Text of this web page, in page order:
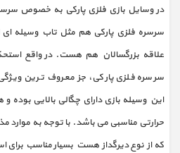
در وسایل بازی فلزی پارکی به خصوص
سرسره فلزی پارکی هم مثل تاب وسیله ای
علاقه بزرگسالان هم هست. در واقع
سرسره فلزی پارکی، جز معروف ترین
این وسیله بازی دارای چگالی بالایی بوده
حرارتی مناسبی می باشد. با توجه به موارد
که از نوع دیرگداز هست بسیار مناسب برای